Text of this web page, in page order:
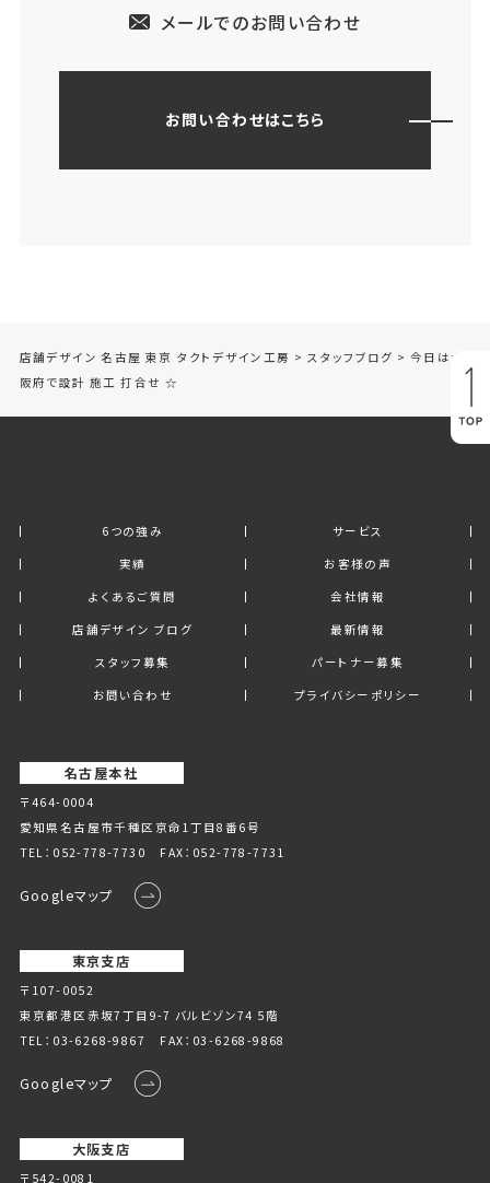
メールでのお問い合わせ
お問い合わせはこちら
店舗デザイン 名古屋 東京 タクトデザイン工房 > スタッフブログ > 今日は大
阪府で設計 施工 打合せ ☆
6つの強み
サービス
実績
お客様の声
よくあるご質問
会社情報
店舗デザイン ブログ
最新情報
スタッフ募集
パートナー募集
お問い合わせ
プライバシーポリシー
名古屋本社
〒464-0004
愛知県名古屋市千種区京命1丁⽬8番6号
TEL： 052-778-7730 FAX：052-778-7731
Googleマップ
東京支店
〒107-0052
東京都港区赤坂7丁目9-7 バルビゾン74 5階
TEL： 03-6268-9867 FAX：03-6268-9868
Googleマップ
大阪支店
〒542-0081